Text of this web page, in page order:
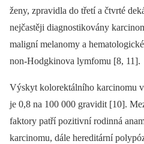
ženy, zpravidla do třetí a čtvrté
nejčastěji diagnostikovány
maligní melanomy a
non-Hodgkinova lymfomu [8, 11].
Výskyt kolorektálního karcinomu
je 0,8 na 100 000 gravidit [10].
faktory patří pozitivní rodinná
karcinomu, dále hereditární